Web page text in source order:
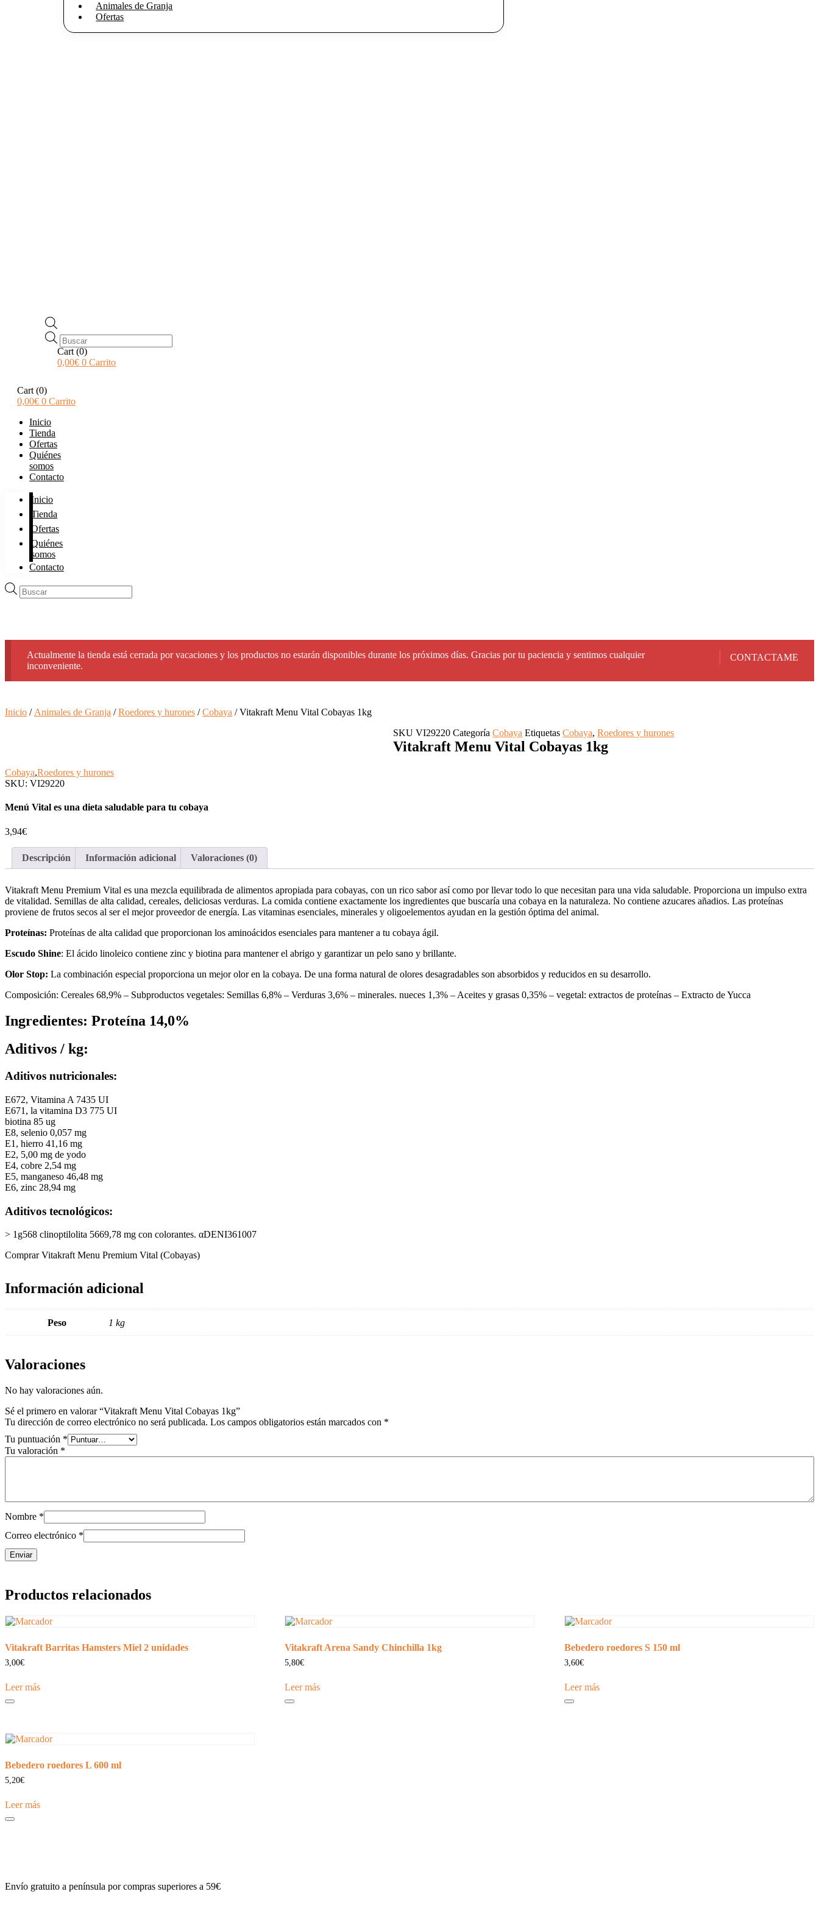
Animales de Granja
Ofertas
Búsqueda
de
productos
Cart (0)
0,00€ 0 Carrito
Cart (0)
0,00€ 0 Carrito
Inicio
Tienda
Ofertas
Quiénes
somos
Contacto
Inicio
Tienda
Ofertas
Quiénes
somos
Contacto
Búsqueda
de
CONTACTAME
Actualmente la tienda está cerrada por vacaciones y los productos no estarán disponibles durante los próximos días. Gracias por tu paciencia y sentimos cualquier
inconveniente.
Inicio / Animales de Granja /Roedores y hurones /Cobaya / Vitakraft Menu Vital Cobayas 1kg
SKUVI29220Categoría Cobaya Etiquetas Cobaya,Roedores y hurones
Vitakraft Menu Vital Cobayas 1kg
Cobaya,Roedores y hurones
SKU: VI29220
Menú Vital es una dieta saludable para tu cobaya
3,94€
Descripción Información adicional Valoraciones (0)
Vitakraft Menu Premium Vital es una mezcla equilibrada de alimentos apropiada para cobayas, con un rico sabor así como por llevar todo lo que necesitan para una vida saludable. Proporciona un impulso extra
de vitalidad. Semillas de alta calidad, cereales, deliciosas verduras. La comida contiene exactamente los ingredientes que buscaría una cobaya en la naturaleza. No contiene azucares añadios. Las proteínas
proviene de frutos secos al ser el mejor proveedor de energía. Las vitaminas esenciales, minerales y oligoelementos ayudan en la gestión óptima del animal.
Proteínas: Proteínas de alta calidad que proporcionan los aminoácidos esenciales para mantener a tu cobaya ágil.
Escudo Shine: El ácido linoleico contiene zinc y biotina para mantener el abrigo y garantizar un pelo sano y brillante.
Olor Stop: La combinación especial proporciona un mejor olor en la cobaya. De una forma natural de olores desagradables son absorbidos y reducidos en su desarrollo.
Composición: Cereales 68,9% – Subproductos vegetales: Semillas 6,8% – Verduras 3,6% – minerales. nueces 1,3% – Aceites y grasas 0,35% – vegetal: extractos de proteínas – Extracto de Yucca
Ingredientes: Proteína 14,0%
Aditivos / kg:
Aditivos nutricionales:
E672, Vitamina A 7435 UI
E671, la vitamina D3 775 UI
biotina 85 ug
E8, selenio 0,057 mg
E1, hierro 41,16 mg
E2, 5,00 mg de yodo
E4, cobre 2,54 mg
E5, manganeso 46,48 mg
E6, zinc 28,94 mg
Aditivos tecnológicos:
> 1g568 clinoptilolita 5669,78 mg con colorantes. αDENI361007
Comprar Vitakraft Menu Premium Vital (Cobayas)
Información adicional
Peso 1 kg
Valoraciones
No hay valoraciones aún.
Sé el primero en valorar “Vitakraft Menu Vital Cobayas 1kg”
Tu dirección de correo electrónico no será publicada. Los campos obligatorios están marcados con *
Tu puntuación *
Tu valoración *
Nombre *
Correo electrónico *
Productos relacionados
Vitakraft Barritas Hamsters Miel 2 unidades
3,00€
Leer más
Vitakraft Arena Sandy Chinchilla 1kg
5,80€
Leer más
Bebedero roedores S 150 ml
3,60€
Leer más
Bebedero roedores L 600 ml
5,20€
Leer más
Envío gratuito a península por compras superiores a 59€